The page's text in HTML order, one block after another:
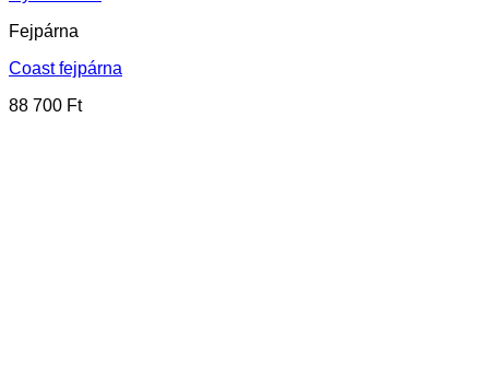
Fejpárna
Coast fejpárna
88 700 Ft